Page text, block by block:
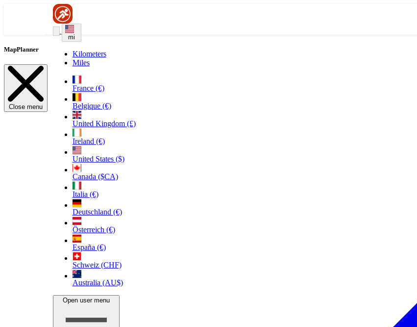
mi
Kilometers
Miles
France (€)
Belgique (€)
United Kingdom (£)
Ireland (€)
United States ($)
Canada ($CA)
Italia (€)
Deutschland (€)
Österreich (€)
España (€)
Schweiz (CHF)
Australia (AU$)
Open user menu
MapPlanner
Close menu